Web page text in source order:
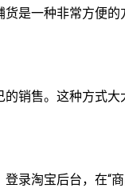
是一种非常方便
销售。这种方式
录淘宝后台，在“